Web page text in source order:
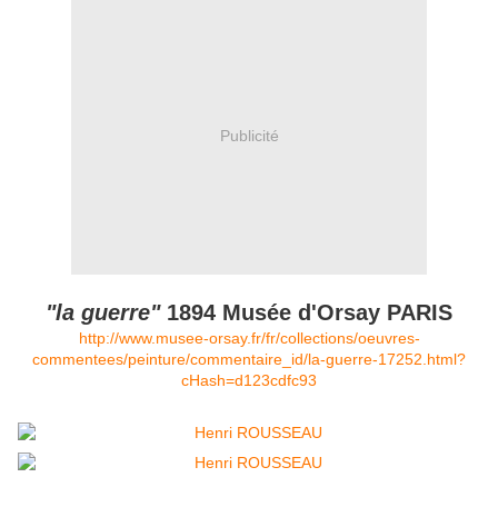
Publicité
"la guerre"1894 Musée d'Orsay PARIS
http://www.musee-orsay.fr/fr/collections/oeuvres-
commentees/peinture/commentaire_id/la-guerre-17252.html?
cHash=d123cdfc93